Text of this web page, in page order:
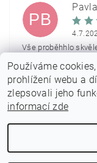
PB
Vše proběhhlo
2026 ©
Používáme
prohlížení webu a
zlepsovali jeho
informací zde